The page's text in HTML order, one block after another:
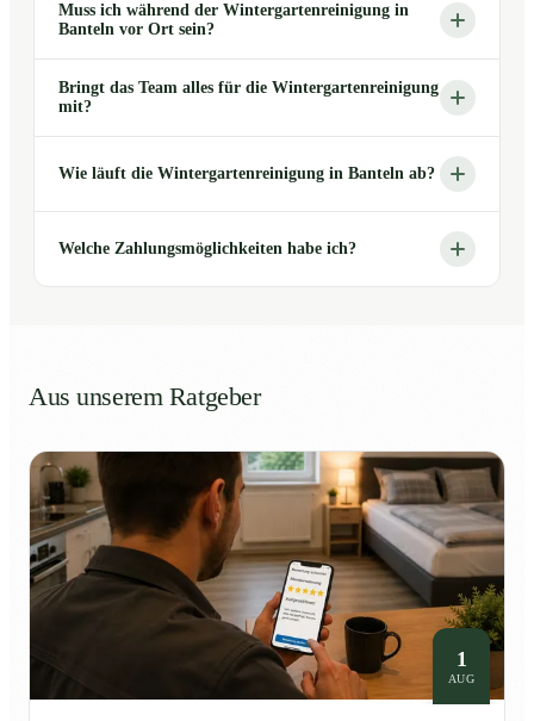
Muss ich während der Wintergartenreinigung in
Banteln vor Ort sein?
Bringt das Team alles für die Wintergartenreinigung
mit?
Wie läuft die Wintergartenreinigung in Banteln ab?
Welche Zahlungsmöglichkeiten habe ich?
Aus unserem Ratgeber
1
AUG